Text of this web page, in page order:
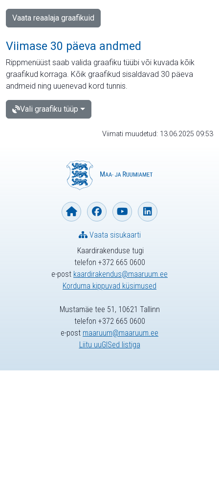
Vaata reaalaja graafikuid
Viimase 30 päeva andmed
Rippmenüüst saab valida graafiku tüübi või kuvada kõik
graafikud korraga. Kõik graafikud sisaldavad 30 päeva
andmeid ning uuenevad kord tunnis.
Vali graafiku tüüp
Viimati muudetud: 13.06.2025 09:53
Kaardirakenduse tugi
telefon +372 665 0600
e-post kaardirakendus@maaruum.ee
Korduma kippuvad küsimused
Vaata sisukaarti
Mustamäe tee 51, 10621 Tallinn
telefon +372 665 0600
e-post maaruum@maaruum.ee
Liitu uuGISed listiga